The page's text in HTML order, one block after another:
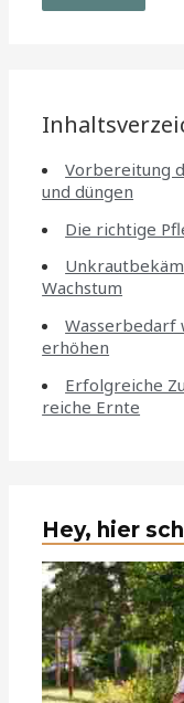
Vorbereitung
und düngen
Die richtige
Wachstum
Wasserbedarf
erhöhen
Erfolgreiche
reiche Ernte
Hey, hier